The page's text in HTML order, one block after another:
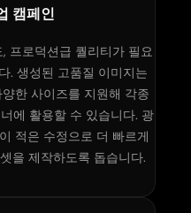
캠페인
프로덕션급 퀄리티가 필요
. 생성된 고품질 이미지는
한 사이즈를 지원해 각종
에 활용할 수 있습니다. 광
적은 수정으로 더 빠르게
을 제작하도록 돕습니다.